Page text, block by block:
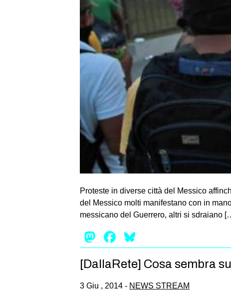
Proteste in diverse città del Messico
del Messico molti manifestano con in
messicano del Guerrero, altri si sdraiano
Mastodon
Facebook
[DallaRete] Cosa sembra
3 Giu , 2014 - NEWS STREAM